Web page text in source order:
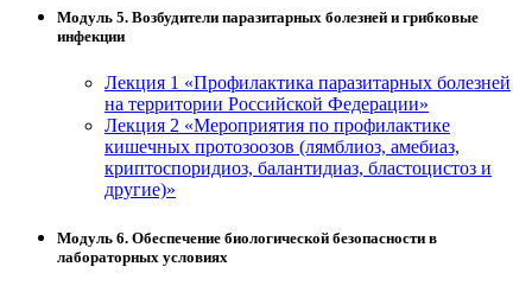
Модуль 5. Возбудители паразитарных болезней и грибковые
инфекции
Лекция 1 «Профилактика паразитарных болезней
на территории Российской Федерации»
Лекция 2 «Мероприятия по профилактике
кишечных протозоозов (лямблиоз, амебиаз,
криптоспоридиоз, балантидиаз, бластоцистоз и
другие)»
Модуль 6. Обеспечение биологической безопасности в
лабораторных условиях